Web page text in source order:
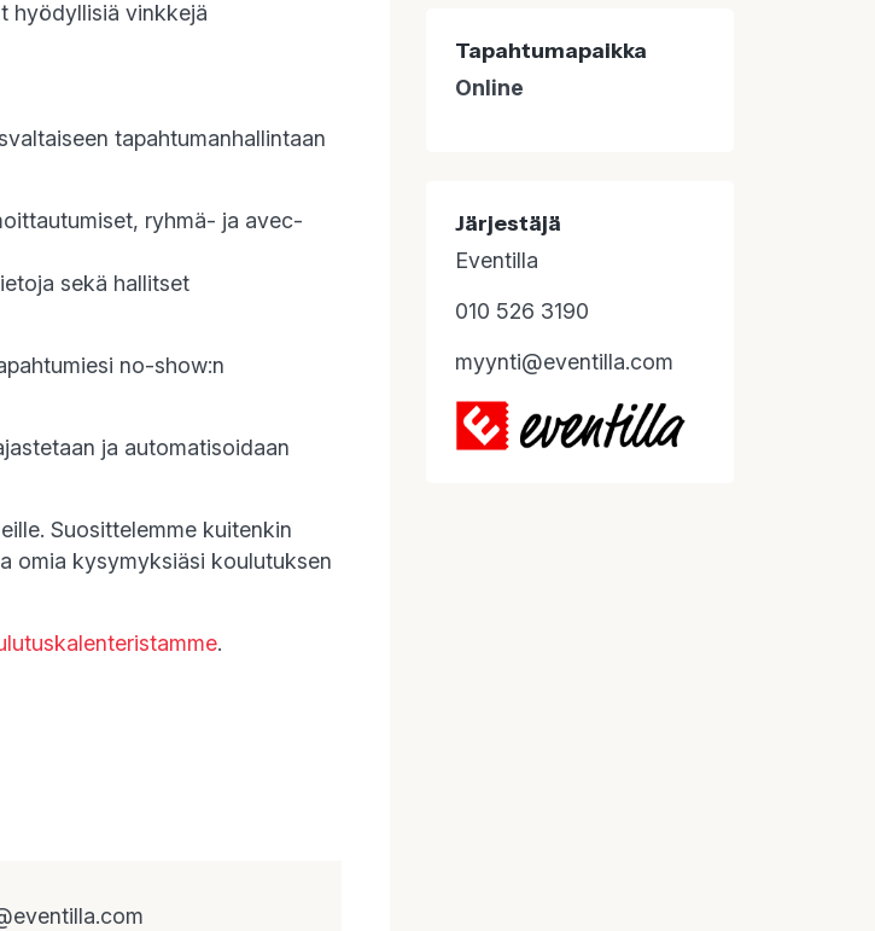
hyödyllisiä vinkkejä
tapahtumanhallintaan
ryhmä- ja avec-
sekä hallitset
no-show:n
ja automatisoidaan
Suosittelemme kuitenkin
omia kysymyksiäsi koulutuksen
.
Tapahtumapaikka
Online
Järjestäjä
Eventilla
010 526 3190
myynti@eventilla.com